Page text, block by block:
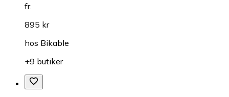
fr.
895 kr
hos Bikable
+9 butiker